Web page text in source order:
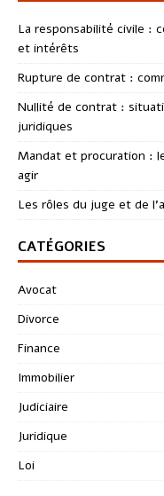
La responsabilité civile :
et intérêts
Rupture de contrat :
Nullité de contrat :
juridiques
Mandat et procuration :
agir
Les rôles du juge et de
CATÉGORIES
Avocat
Divorce
Finance
Immobilier
Judiciaire
Juridique
Loi